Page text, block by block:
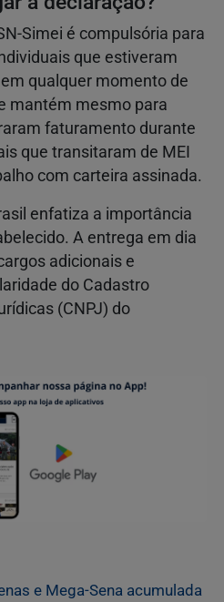
Simei é compulsória para
que estiveram
qualquer momento de
mantém mesmo para
faturamento durante
que transitaram de MEI
com carteira assinada.
enfatiza a importância
A entrega em dia
adicionais e
do Cadastro
(CNPJ) do
e Mega-Sena acumulada